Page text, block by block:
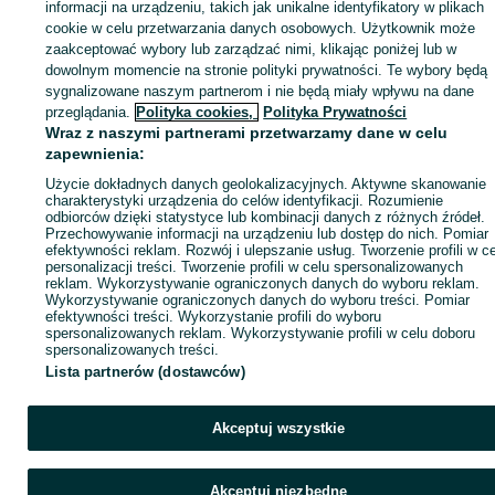
Zaloguj się lub załóż konto na OLX, aby skontaktować się z
sprzedającym
Zaloguj się / Załóż konto
informacji na urządzeniu, takich jak unikalne identyfikatory w plikach
cookie w celu przetwarzania danych osobowych. Użytkownik może
zaakceptować wybory lub zarządzać nimi, klikając poniżej lub w
dowolnym momencie na stronie polityki prywatności. Te wybory będą
sygnalizowane naszym partnerom i nie będą miały wpływu na dane
przeglądania. Polityka cookies, Polityka Prywatności
Wraz z naszymi partnerami przetwarzamy dane w celu
zapewnienia:
Użycie dokładnych danych geolokalizacyjnych. Aktywne skanowanie
charakterystyki urządzenia do celów identyfikacji. Rozumienie
odbiorców dzięki statystyce lub kombinacji danych z różnych źródeł.
Przechowywanie informacji na urządzeniu lub dostęp do nich. Pomiar
efektywności reklam. Rozwój i ulepszanie usług. Tworzenie profili w
personalizacji treści. Tworzenie profili w celu spersonalizowanych
reklam. Wykorzystywanie ograniczonych danych do wyboru reklam.
Wykorzystywanie ograniczonych danych do wyboru treści. Pomiar
efektywności treści. Wykorzystanie profili do wyboru
spersonalizowanych reklam. Wykorzystywanie profili w celu doboru
spersonalizowanych treści.
Lista partnerów (dostawców)
Akceptuj wszystkie
Akceptuj niezbędne